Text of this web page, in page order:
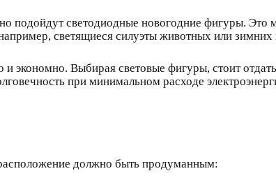
подойдут светодиодные новогодние фигуры. Это
светящиеся силуэты животных или зимних
экономно. Выбирая световые фигуры, стоит
при минимальном расходе
должно быть продуманным: